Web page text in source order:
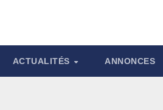
ACTUALITÉS ANNONCES